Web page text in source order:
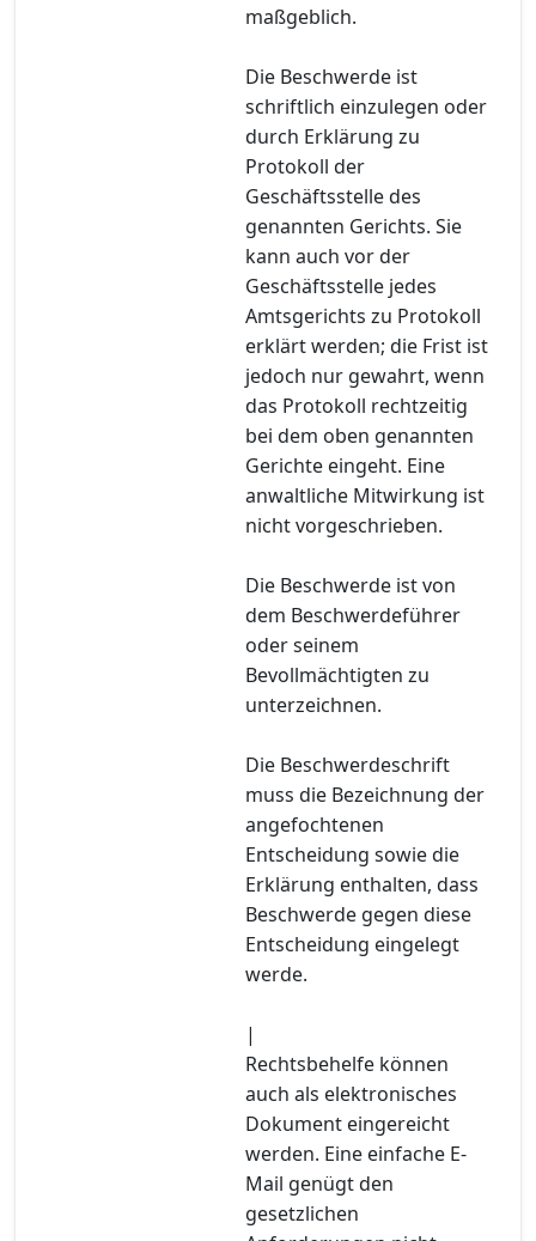
maßgeblich.
Die Beschwerde ist
schriftlich einzulegen oder
durch Erklärung zu
Protokoll der
Geschäftsstelle des
genannten Gerichts. Sie
kann auch vor der
Geschäftsstelle jedes
Amtsgerichts zu Protokoll
erklärt werden; die Frist ist
jedoch nur gewahrt, wenn
das Protokoll rechtzeitig
bei dem oben genannten
Gerichte eingeht. Eine
anwaltliche Mitwirkung ist
nicht vorgeschrieben.
Die Beschwerde ist von
dem Beschwerdeführer
oder seinem
Bevollmächtigten zu
unterzeichnen.
Die Beschwerdeschrift
muss die Bezeichnung der
angefochtenen
Entscheidung sowie die
Erklärung enthalten, dass
Beschwerde gegen diese
Entscheidung eingelegt
werde.
|
Rechtsbehelfe können
auch als elektronisches
Dokument eingereicht
werden. Eine einfache E-
Mail genügt den
gesetzlichen